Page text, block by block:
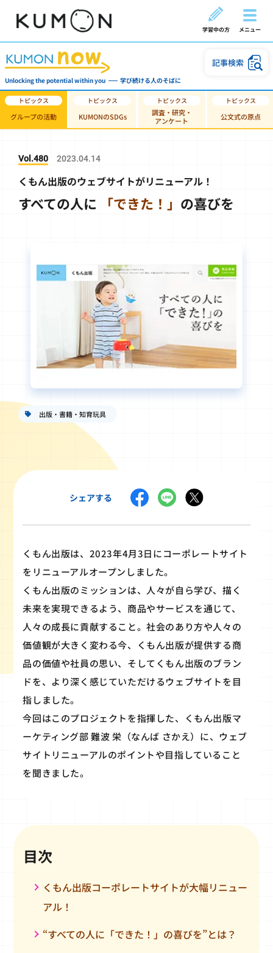
学習中の方 メニュー
Unlocking the potential within you 学び続ける人のそばに
記事検索
グループの活動 KUMONのSDGs
調査・研究・
アンケート
公文式の原点
Vol.480 2023.04.14
くもん出版のウェブサイトがリニューアル！
すべての人に 「できた！」 の喜びを
出版・書籍・知育玩具
シェアする
くもん出版は、2023年4月3日にコーポレートサイト
をリニューアルオープンしました。
くもん出版のミッションは、人々が自ら学び、描く
未来を実現できるよう、商品やサービスを通じて、
人々の成長に貢献すること。社会のあり方や人々の
価値観が大きく変わる今、くもん出版が提供する商
品の価値や社員の思い、そしてくもん出版のブラン
ドを、より深く感じていただけるウェブサイトを目
指しました。
今回はこのプロジェクトを指揮した、くもん出版マ
ーケティング部 難波 栄（なんば さかえ）に、ウェブ
サイトリニューアルのポイントや目指していること
を聞きました。
目次
くもん出版コーポレートサイトが大幅リニュー
アル！
“すべての人に「できた！」の喜びを”とは？